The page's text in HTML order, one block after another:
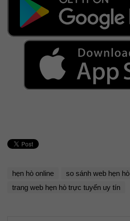
hẹn hò online
so sánh web hẹn hò
trang web hẹn hò trực tuyến uy tín